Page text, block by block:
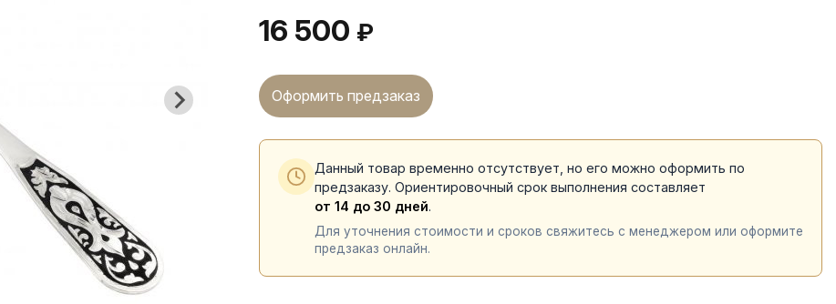
16 500 ₽
Оформить предзаказ
Данный товар временно отсутствует, но его можно оформить по
предзаказу. Ориентировочный срок выполнения составляет
от 14 до 30 дней.
Для уточнения стоимости и сроков свяжитесь с менеджером или оформите
предзаказ онлайн.